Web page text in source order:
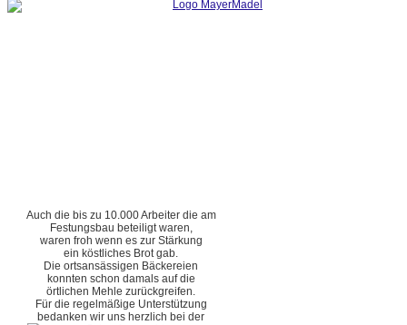
Auch die bis zu 10.000 Arbeiter die am
Festungsbau beteiligt waren,
waren froh wenn es zur Stärkung
ein köstliches Brot gab.
Die ortsansässigen Bäckereien
konnten schon damals auf die
örtlichen Mehle zurückgreifen.
Für die regelmäßige Unterstützung
bedanken wir uns herzlich bei der